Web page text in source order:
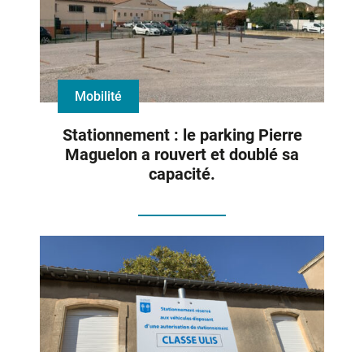
Mobilité
Stationnement : le parking Pierre
Maguelon a rouvert et doublé sa
capacité.